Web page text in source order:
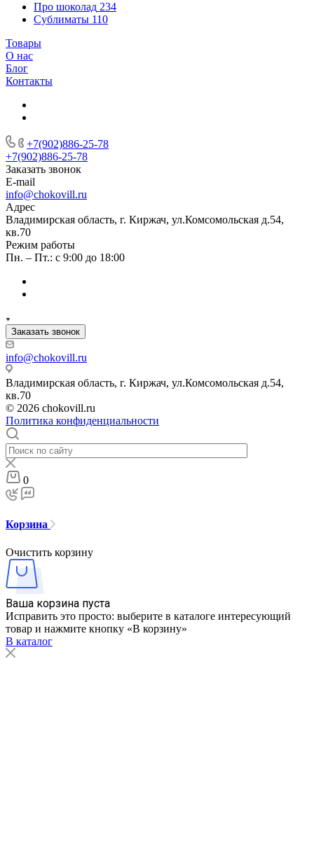
Про шоколад 234
Сублиматы 110
Товары
О нас
Блог
Контакты
+7(902)886-25-78
+7(902)886-25-78
Заказать звонок
E-mail
info@chokovill.ru
Адрес
Владимирская область, г. Киржач, ул.Комсомольская д.54,
кв.70
Режим работы
Пн. – Пт.: с 9:00 до 18:00
Заказать звонок
info@chokovill.ru
Владимирская область, г. Киржач, ул.Комсомольская д.54,
кв.70
© 2026 chokovill.ru
Политика конфиденциальности
0
Корзина
Очистить корзину
Ваша корзина пуста
Исправить это просто: выберите в каталоге интересующий
товар и нажмите кнопку «В корзину»
В каталог